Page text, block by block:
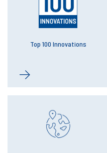
Top 100 Innovations